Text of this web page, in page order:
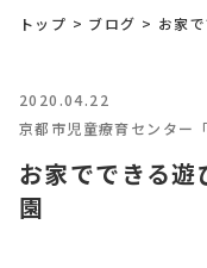
トップ > ブログ > お家
2020.04.22
京都市児童療育センター
お家でできる
園